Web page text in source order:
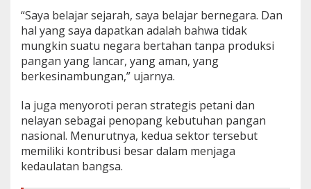
s
e
m
a
d
P
a
n
g
a
n
“Saya belajar sejarah, saya belajar bernegara. Dan
hal yang saya dapatkan adalah bahwa tidak
mungkin suatu negara bertahan tanpa produksi
pangan yang lancar, yang aman, yang
berkesinambungan,” ujarnya.
Ia juga menyoroti peran strategis petani dan
nelayan sebagai penopang kebutuhan pangan
nasional. Menurutnya, kedua sektor tersebut
memiliki kontribusi besar dalam menjaga
kedaulatan bangsa.